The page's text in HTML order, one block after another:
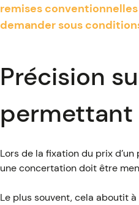
remises
demander sous
Précision
permettant
Lors de la fixation du prix
une concertation doit être
Le plus souvent, cela aboutit